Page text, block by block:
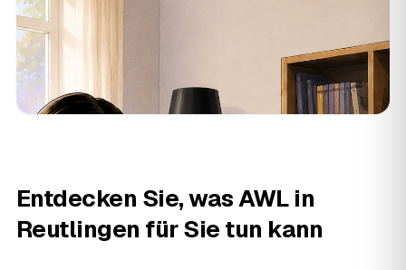
Entdecken Sie, was AWL in
Reutlingen für Sie tun kann